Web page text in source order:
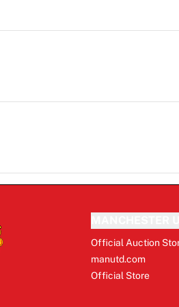
Official Auction
manutd.com
Official Store